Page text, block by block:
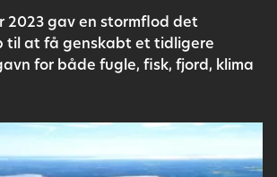
2023 gav en stormflod det
til at få genskabt et tidligere
for både fugle, fisk, fjord, klima